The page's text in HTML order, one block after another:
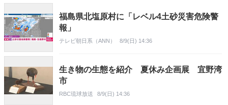
福島県北塩原村に「レベル4土砂災害危険警
報」
テレビ朝日系（ANN） 8/9(日) 14:36
生き物の生態を紹介 夏休み企画展 宜野湾
市
RBC琉球放送 8/9(日) 14:36